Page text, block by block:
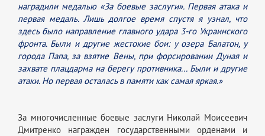
наградили медалью «За боевые заслуги». Первая атака и
первая медаль. Лишь долгое время спустя я узнал, что
здесь было направление главного удара 3-го Украинского
фронта. Были и другие жестокие бои: у озера Балатон, у
города Папа, за взятие Вены, при форсировании Дуная и
захвате плацдарма на берегу противника... Были и другие
атаки. Но первая осталась в памяти как самая яркая.»
За многочисленные боевые заслуги Николай Моисеевич
Дмитренко награжден государственными орденами и